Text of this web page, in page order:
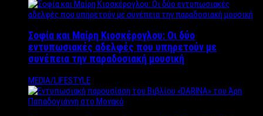
Σοφία και Μαίρη Κιοσκέρογλου: Οι δύο
εντυπωσιακές αδελφές που υπηρετούν με
συνέπεια την παραδοσιακή μουσική
MEDIA/LIFESTYLE